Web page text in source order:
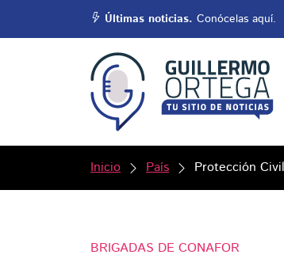
Últimas noticias. Conócelas aquí.
Inicio País Protección
BRIGADAS DE CONAFOR